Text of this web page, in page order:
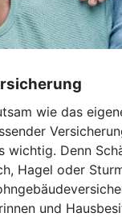
wie das
wichtig. Denn
Hagel oder
und